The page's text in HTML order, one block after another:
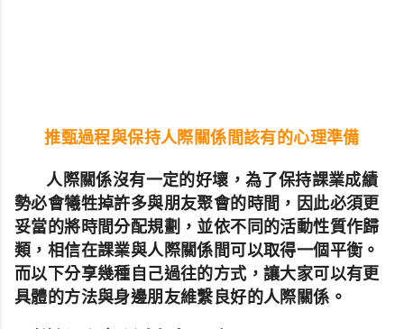
推甄過程與保持人際關係間該有的心理準備
人際關係沒有一定的好壞，為了保持課業成績
勢必會犧牲掉許多與朋友聚會的時間，因此必須更
妥當的將時間分配規劃，並依不同的活動性質作歸
類，相信在課業與人際關係間可以取得一個平衡。
而以下分享幾種自己過往的方式，讓大家可以有更
具體的方法與身邊朋友維繫良好的人際關係。